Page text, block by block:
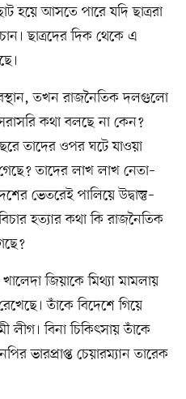
হয়ে আসতে পারে যদি ছাত্ররা
ছাত্রদের দিক থেকে এ
তখন রাজনৈতিক দলগুলো
কথা বলছে না কেন?
তাদের ওপর ঘটে যাওয়া
তাদের লাখ লাখ নেতা–
ভেতরেই পালিয়ে উদ্বাস্তু–
হত্যার কথা কি রাজনৈতিক
জিয়াকে মিথ্যা মামলায়
তাঁকে বিদেশে গিয়ে
লীগ। বিনা চিকিৎসায় তাঁকে
ভারপ্রাপ্ত চেয়ারম্যান তারেক